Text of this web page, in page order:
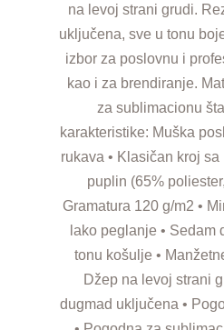
na levoj strani grudi.
uključena, sve u tonu
izbor za poslovnu i
kao i za brendiranje.
za sublimacionu
karakteristike: Muška
rukava • Klasičan kroj
puplin (65%
Gramatura 120 g/m2 •
lako peglanje • Sedam
tonu košulje •
Džep na levoj strani
dugmad uključena •